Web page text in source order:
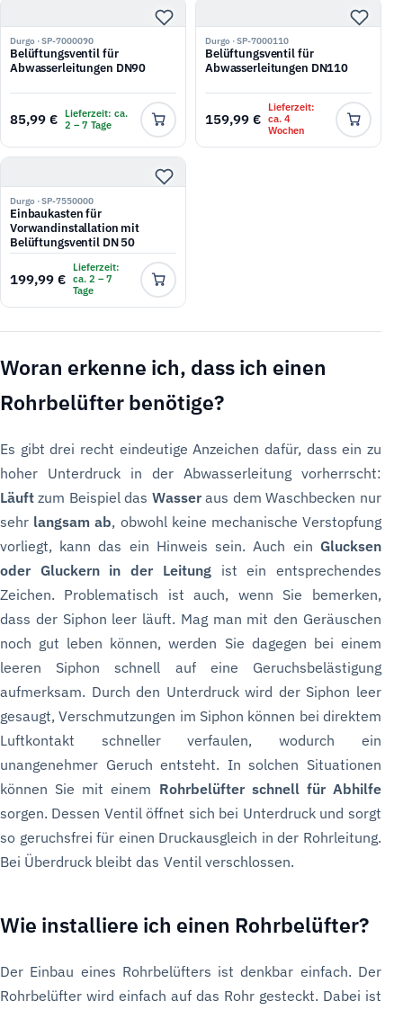
Durgo · SP-7000090
Belüftungsventil für
Abwasserleitungen DN90
85,99 €
Lieferzeit: ca.
2 – 7 Tage
Durgo · SP-7000110
Belüftungsventil für
Abwasserleitungen DN110
159,99 €
Lieferzeit:
ca. 4
Wochen
Durgo · SP-7550000
Einbaukasten für
Vorwandinstallation mit
Belüftungsventil DN 50
199,99 €
Lieferzeit:
ca. 2 – 7
Tage
Woran erkenne ich, dass ich einen
Rohrbelüfter benötige?
Es gibt drei recht eindeutige Anzeichen dafür, dass ein zu
hoher Unterdruck in der Abwasserleitung vorherrscht:
Läuft zum Beispiel das Wasser aus dem Waschbecken nur
sehr langsam ab, obwohl keine mechanische Verstopfung
vorliegt, kann das ein Hinweis sein. Auch ein Glucksen
oder Gluckern in der Leitungist ein entsprechendes
Zeichen. Problematisch ist auch, wenn Sie bemerken,
dass der Siphon leer läuft. Mag man mit den Geräuschen
noch gut leben können, werden Sie dagegen bei einem
leeren Siphon schnell auf eine Geruchsbelästigung
aufmerksam. Durch den Unterdruck wird der Siphon leer
gesaugt, Verschmutzungen im Siphon können bei direktem
Luftkontakt schneller verfaulen, wodurch ein
unangenehmer Geruch entsteht. In solchen Situationen
können Sie mit einem Rohrbelüfter schnell für Abhilfe
sorgen. Dessen Ventil öffnet sich bei Unterdruck und sorgt
so geruchsfrei für einen Druckausgleich in der Rohrleitung.
Bei Überdruck bleibt das Ventil verschlossen.
Wie installiere ich einen Rohrbelüfter?
Der Einbau eines Rohrbelüfters ist denkbar einfach. Der
Rohrbelüfter wird einfach auf das Rohr gesteckt. Dabei ist